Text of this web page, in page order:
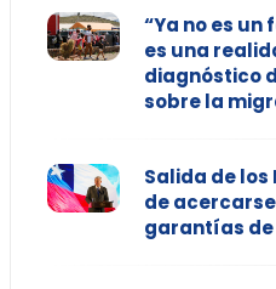
“Ya no es
es una
diagnóstico
sobre la
Salida de los
de
garantías